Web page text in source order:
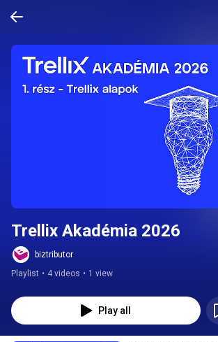
Trellix Akadémia 2026
biztributor
Playlist • 4 videos • 1 view
Play all